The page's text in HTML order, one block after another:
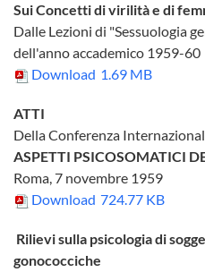
Sui Concetti di virilità e di
Dalle Lezioni di "Sessuologia
dell'anno accademico 1959-60
Download 1.69 MB
ATTI
Della Conferenza
ASPETTI PSICOSOMATICI
Roma, 7 novembre 1959
Download 724.77 KB
Rilievi sulla psicologia di
gonococciche